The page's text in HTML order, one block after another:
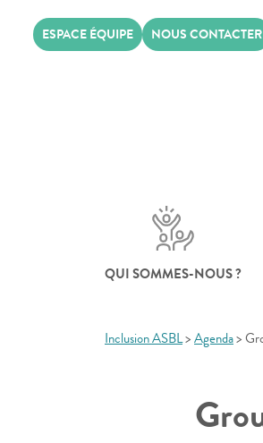
ESPACE ÉQUIPE NOUS CONTACTER
QUI SOMMES-NOUS ?
Inclusion ASBL> Agenda >